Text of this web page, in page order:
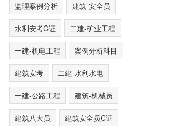
监理案例分析 建筑-安全员
水利安考C证 二建-矿业工程
一建-机电工程 案例分析科目
建筑安考 二建-水利水电
一建-公路工程 建筑-机械员
建筑八大员 建筑安全员C证